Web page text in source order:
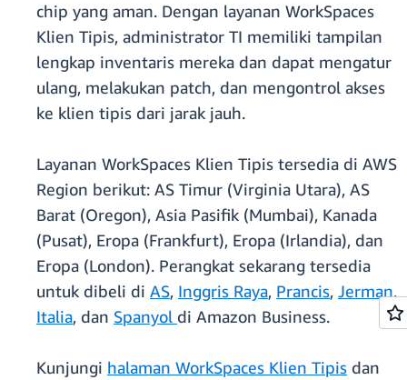
chip yang aman. Dengan layanan WorkSpaces
Klien Tipis, administrator TI memiliki tampilan
lengkap inventaris mereka dan dapat mengatur
ulang, melakukan patch, dan mengontrol akses
ke klien tipis dari jarak jauh.
Layanan WorkSpaces Klien Tipis tersedia di AWS
Region berikut: AS Timur (Virginia Utara), AS
Barat (Oregon), Asia Pasifik (Mumbai), Kanada
(Pusat), Eropa (Frankfurt), Eropa (Irlandia), dan
Eropa (London). Perangkat sekarang tersedia
untuk dibeli di AS, Inggris Raya, Prancis, Jerman,
Italia, dan Spanyol di Amazon Business.
Kunjungi halaman WorkSpaces Klien Tipis dan